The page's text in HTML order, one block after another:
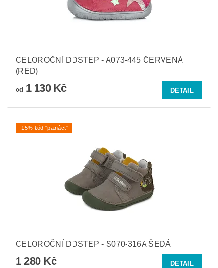
CELOROČNÍ DDSTEP - A073-445 ČERVENÁ
(RED)
od 1 130 Kč DETAIL
-15% kód "patnáct"
CELOROČNÍ DDSTEP - S070-316A ŠEDÁ
1 280 Kč DETAIL